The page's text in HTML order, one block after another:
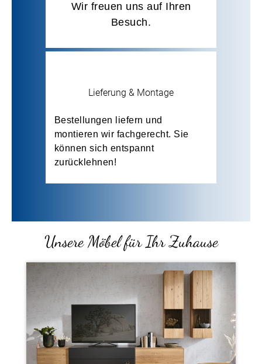
Wir freuen uns auf Ihren
Besuch.
Lieferung & Montage
Bestellungen liefern und
montieren wir fachgerecht. Sie
können sich entspannt
zurücklehnen!
Unsere Möbel für Ihr Zuhause